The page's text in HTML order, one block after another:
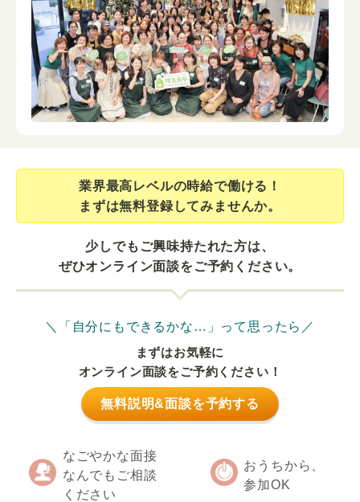
業界最⾼レベルの時給で働ける！
まずは無料登録してみませんか。
少しでもご興味持たれた方は、
ぜひオンライン面談をご予約ください。
＼「自分にもできるかな…」って思ったら／
まずはお気軽に
オンライン面談をご予約ください！
無料説明&面談を予約する
なごやかな面接
なんでもご相談
ください
おうちから、
参加OK